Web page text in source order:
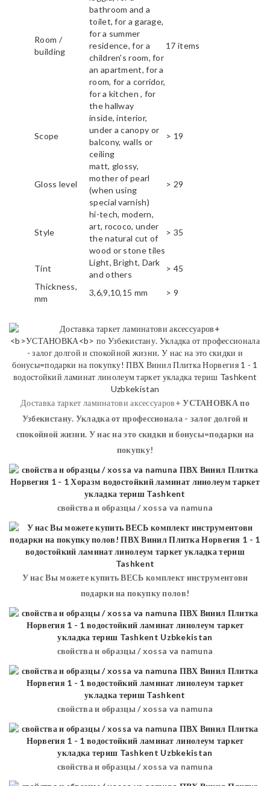
Room /
building
bathroom and a
toilet, for a garage,
for a summer
residence, for a
children's room, for
an apartment, for a
room, for a corridor,
for a kitchen , for
the hallway
17 items
Scope
inside, interior,
under a canopy or
balcony, walls or
ceiling
> 19
Gloss level
matt, glossy,
mother of pearl
(when using
special varnish)
> 29
Style
hi-tech, modern,
art, rococo, under
the natural cut of
wood or stone tiles
> 35
Tint
Light, Bright, Dark
and others
> 45
Thickness,
mm
3,6,9,10,15 mm > 9
Доставка таркет ламинатови аксессуаров+УСТАНОВКАпо
Узбекистану. Укладка от профессионала - залог долгой и
спокойной жизни. У нас на это скидки и бонусы=подарки на
покупку!
свойства и образцы / xossa va namuna
У нас Вы можете купить ВЕСЬ комплект инструментови
подарки на покупку полов!
свойства и образцы / xossa va namuna
свойства и образцы / xossa va namuna
свойства и образцы / xossa va namuna